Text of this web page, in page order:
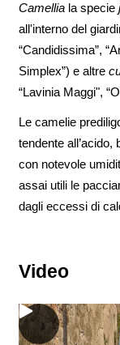
Camellia la specie
all'interno del
“Candidissima”,
Simplex”) e altre
“Lavinia Maggi",
Le camelie
tendente
con notevole
assai utili le
dagli eccessi di
Video